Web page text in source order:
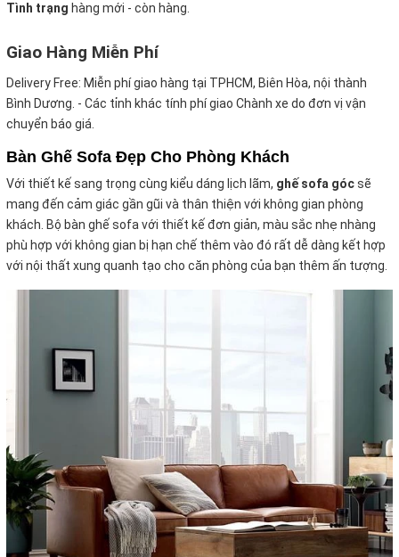
Tình trạng hàng mới - còn hàng.
Giao Hàng Miễn Phí
Delivery Free: Miễn phí giao hàng tại TPHCM, Biên Hòa, nội thành
Bình Dương. - Các tỉnh khác tính phí giao Chành xe do đơn vị vận
chuyển báo giá.
Bàn Ghế Sofa Đẹp Cho Phòng Khách
Với thiết kế sang trọng cùng kiểu dáng lịch lãm, ghế sofa gócsẽ
mang đến cảm giác gần gũi và thân thiện với không gian phòng
khách. Bộ bàn ghế sofa với thiết kế đơn giản, màu sắc nhẹ nhàng
phù hợp với không gian bị hạn chế thêm vào đó rất dễ dàng kết hợp
với nội thất xung quanh tạo cho căn phòng của bạn thêm ấn tượng.